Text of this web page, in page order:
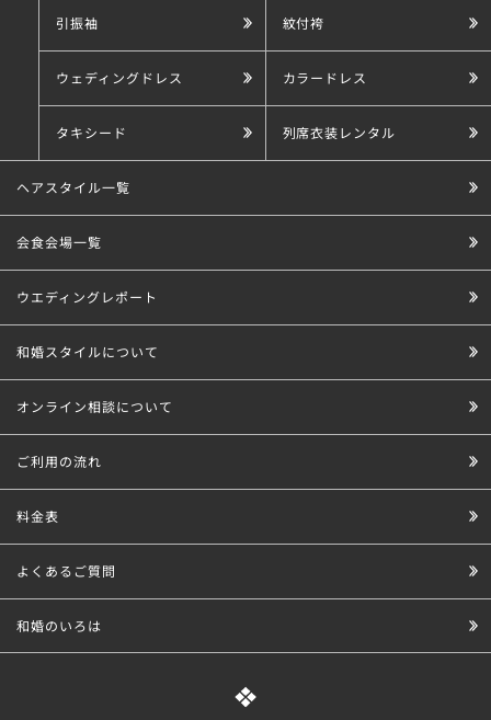
引振袖 紋付袴
ウェディングドレス カラードレス
タキシード 列席衣装レンタル
ヘアスタイル一覧
会食会場一覧
ウエディングレポート
和婚スタイルについて
オンライン相談について
ご利用の流れ
料金表
よくあるご質問
和婚のいろは